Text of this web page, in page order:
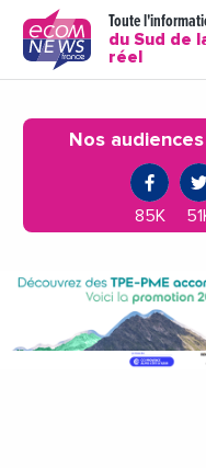
Toute
du Sud de
réel
Nos
85K